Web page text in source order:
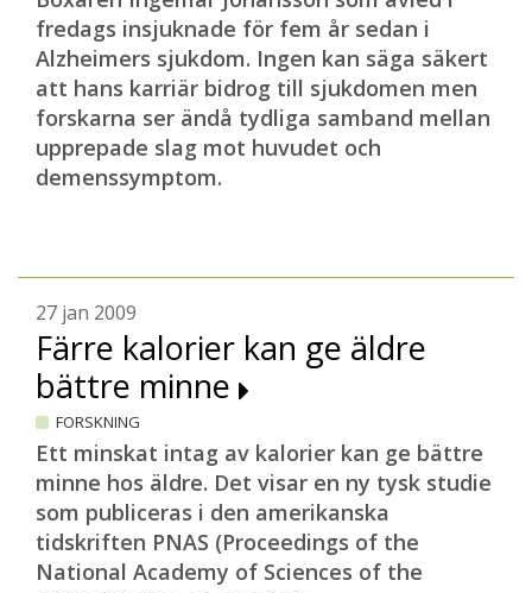
fredags insjuknade för fem år sedan i
Alzheimers sjukdom. Ingen kan säga säkert
att hans karriär bidrog till sjukdomen men
forskarna ser ändå tydliga samband mellan
upprepade slag mot huvudet och
demenssymptom.
27 jan 2009
Färre kalorier kan ge äldre
bättre minne
FORSKNING
Ett minskat intag av kalorier kan ge bättre
minne hos äldre. Det visar en ny tysk studie
som publiceras i den amerikanska
tidskriften PNAS (Proceedings of the
National Academy of Sciences of the